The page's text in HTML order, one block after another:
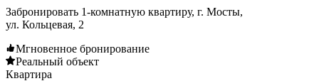
Забронировать 1-комнатную квартиру, г. Мосты,
ул. Кольцевая, 2
Мгновенное бронирование
Реальный объект
Квартира